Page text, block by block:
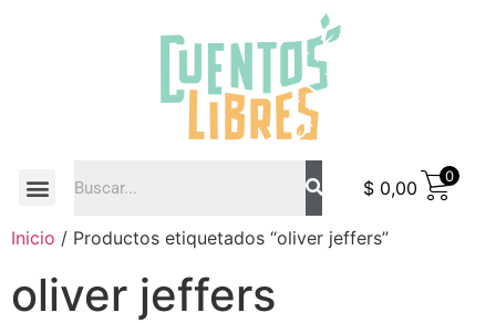
$ 0,00
0
Inicio / Productos etiquetados “oliver jeffers”
oliver jeffers